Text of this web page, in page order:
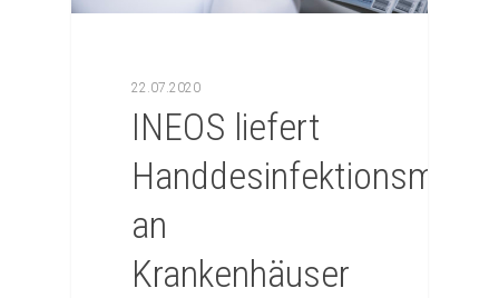
22.07.2020
INEOS liefert
Handdesinfektionsmittel
an
Krankenhäuser